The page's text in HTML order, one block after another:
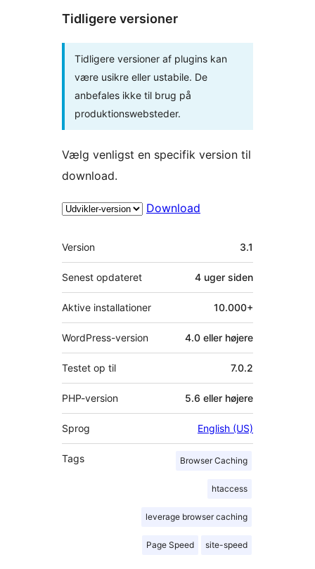
Tidligere versioner
Tidligere versioner af plugins kan
være usikre eller ustabile. De
anbefales ikke til brug på
produktionswebsteder.
Vælg venligst en specifik version til
download.
Download
Meta
Version 3.1
Senest opdateret 4 uger siden
Aktive installationer 10.000+
WordPress-version 4.0 eller højere
Testet op til 7.0.2
PHP-version 5.6 eller højere
Sprog English (US)
Tags Browser Caching
htaccess
leverage browser caching
Page Speed site-speed